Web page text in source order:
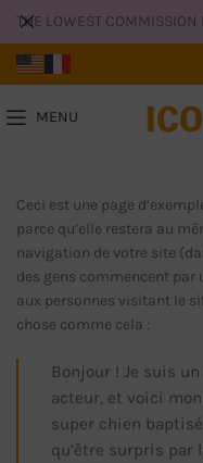
MENU
Ceci est une page
parce qu’elle restera au
navigation de votre site
des gens commencent par
aux personnes visitant le
chose comme cela :
Bonjour ! Je suis
acteur, et voici mon
super chien
qu’être surpris par
THE LOWEST COMMISSION